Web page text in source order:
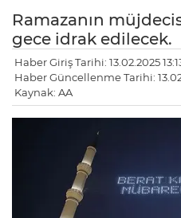
Ramazanın
gece idrak edilecek.
Haber Giriş Tarihi: 13.02.2025
Haber Güncellenme Tarihi:
Kaynak: AA